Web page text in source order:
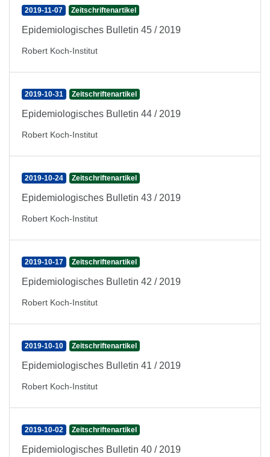
2019-11-07 Zeitschriftenartikel
Epidemiologisches Bulletin 45 / 2019
Robert Koch-Institut
2019-10-31 Zeitschriftenartikel
Epidemiologisches Bulletin 44 / 2019
Robert Koch-Institut
2019-10-24 Zeitschriftenartikel
Epidemiologisches Bulletin 43 / 2019
Robert Koch-Institut
2019-10-17 Zeitschriftenartikel
Epidemiologisches Bulletin 42 / 2019
Robert Koch-Institut
2019-10-10 Zeitschriftenartikel
Epidemiologisches Bulletin 41 / 2019
Robert Koch-Institut
2019-10-02 Zeitschriftenartikel
Epidemiologisches Bulletin 40 / 2019